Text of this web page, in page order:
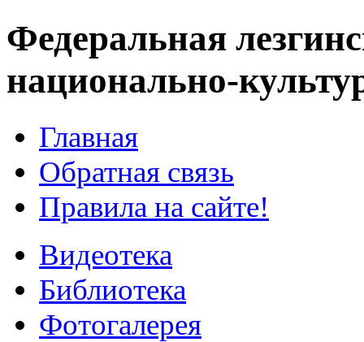
Федеральная
национально-
Главная
Обратная связь
Правила на сайте!
Видеотека
Библиотека
Фотогалерея